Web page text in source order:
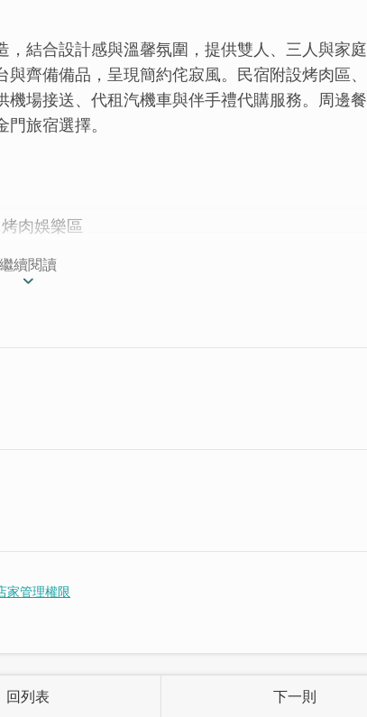
結合設計感與溫馨氛圍，提供雙人、三人與家庭
齊備備品，呈現簡約侘寂風。民宿附設烤肉區、
場接送、代租汽機車與伴手禮代購服務。周邊餐
旅宿選擇。
肉娛樂區
繼續閱讀
家管理權限
回列表 下一則